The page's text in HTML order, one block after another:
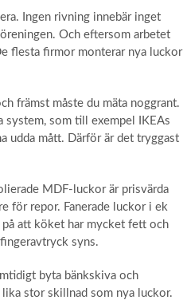
Ingen rivning innebär inget
Och eftersom arbetet
flesta firmor monterar nya luckor
främst måste du mäta noggrant.
system, som till exempel IKEAs
udda mått. Därför är det tryggast
MDF-luckor är prisvärda
för repor. Fanerade luckor i ek
att köket har mycket fett och
syns.
byta bänkskiva och
stor skillnad som nya luckor.